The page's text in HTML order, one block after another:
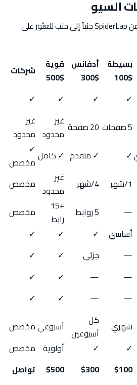
السيو
من SpiderLap جنباً إلى جنب للعثور على
بسيطة
$100
أدفانس
$300
قوية
$500
شركات
✓
✓
✓
✓
5 صفحات 20 صفحة
غير
محدود
غير
محدود
✓ ✓ متقدم ✓ كامل ✓
مخصص
1/شهر 4/شهر
غير
محدود مخصص
— 5 روابط
+15
رابط
مخصص
أساسي ✓
✓
✓
— جزئي ✓
✓
—
—
✓
✓
—
—
✓
✓
شهري
كل
أسبوعين أسبوعيمخصص
✓
✓ أولوية مخصص
$100
$300
$500 تواصل